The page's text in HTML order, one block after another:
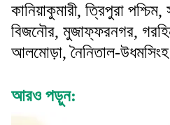
কানিয়াকুমারী, ত্রিপুরা পশ্চিম,
বিজনৌর, মুজাফ্ফরনগর,
আলমোড়া, নৈনিতাল-
আরও পড়ুন: